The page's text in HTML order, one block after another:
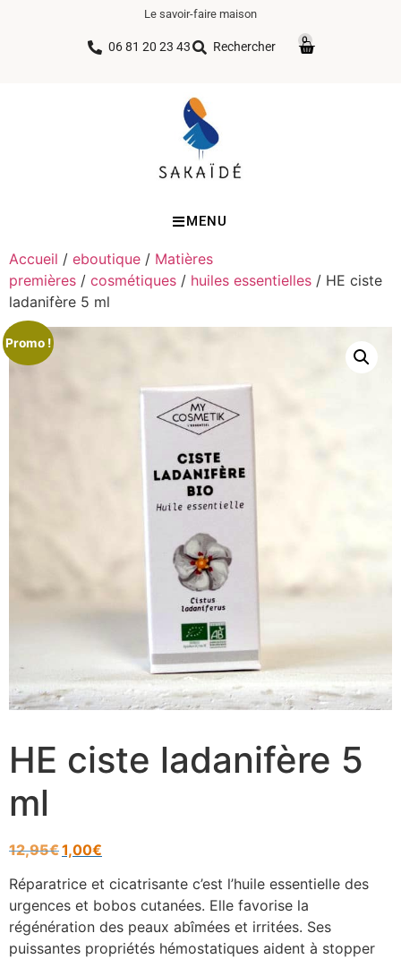
Le savoir-faire maison
06 81 20 23 43 Rechercher 0
MENU
Accueil / eboutique / Matières
premières / cosmétiques / huiles essentielles / HE ciste
ladanifère 5 ml
Promo !
HE ciste ladanifère 5
ml
12,95€1,00€
Réparatrice et cicatrisante c’est l’huile essentielle des
urgences et bobos cutanées. Elle favorise la
régénération des peaux abîmées et irritées. Ses
puissantes propriétés hémostatiques aident à stopper